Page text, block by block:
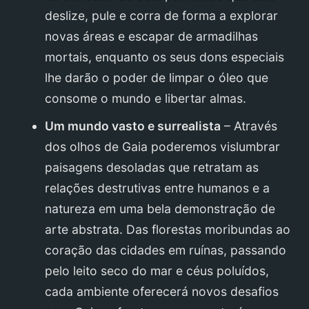
deslize, pule e corra de forma a explorar
novas áreas e escapar de armadilhas
mortais, enquanto os seus dons especiais
lhe darão o poder de limpar o óleo que
consome o mundo e libertar almas.
Um mundo vasto e surrealista – Através
dos olhos de Gaia poderemos vislumbrar
paisagens desoladas que retratam as
relações destrutivas entre humanos e a
natureza em uma bela demonstração de
arte abstrata. Das florestas moribundas ao
coração das cidades em ruínas, passando
pelo leito seco do mar e céus poluídos,
cada ambiente oferecerá novos desafios